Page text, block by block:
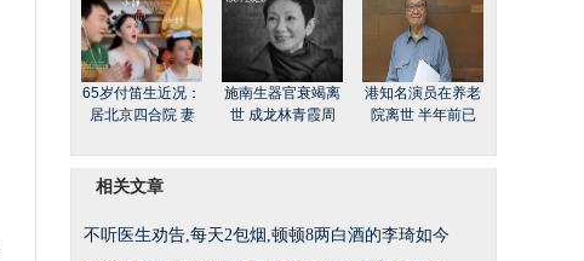
65岁付笛生近况：
居北京四合院 妻
施南生器官衰竭离
世 成龙林青霞周
港知名演员在养老
院离世 半年前已
相关文章
不听医生劝告,每天2包烟,顿顿8两白酒的李琦如今